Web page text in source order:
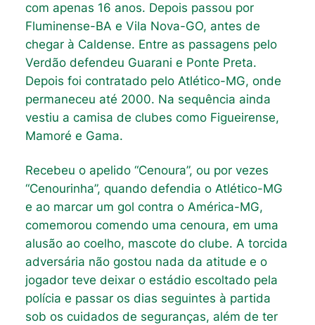
com apenas 16 anos. Depois passou por
Fluminense-BA e Vila Nova-GO, antes de
chegar à Caldense. Entre as passagens pelo
Verdão defendeu Guarani e Ponte Preta.
Depois foi contratado pelo Atlético-MG, onde
permaneceu até 2000. Na sequência ainda
vestiu a camisa de clubes como Figueirense,
Mamoré e Gama.
Recebeu o apelido “Cenoura”, ou por vezes
“Cenourinha”, quando defendia o Atlético-MG
e ao marcar um gol contra o América-MG,
comemorou comendo uma cenoura, em uma
alusão ao coelho, mascote do clube. A torcida
adversária não gostou nada da atitude e o
jogador teve deixar o estádio escoltado pela
polícia e passar os dias seguintes à partida
sob os cuidados de seguranças, além de ter